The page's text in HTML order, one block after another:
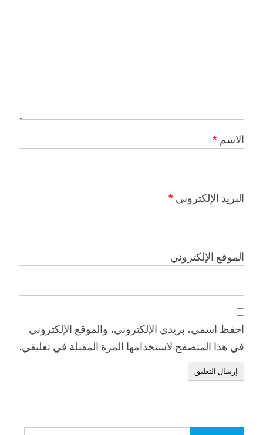
الاسم *
البريد الإلكتروني *
الموقع الإلكتروني
احفظ اسمي، بريدي الإلكتروني، والموقع الإلكتروني
في هذا المتصفح لاستخدامها المرة المقبلة في تعليقي.